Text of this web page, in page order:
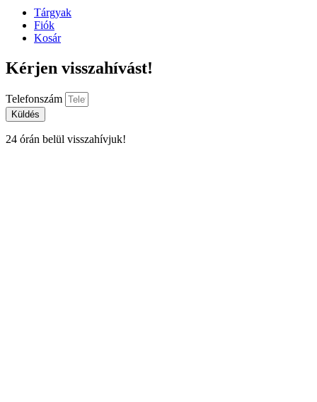
Tárgyak
Fiók
Kosár
Kérjen visszahívást!
Telefonszám
Küldés
24 órán belül visszahívjuk!